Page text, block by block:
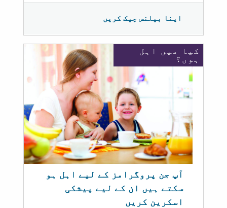
اپنا بیلنس چیک کریں
کیا میں اہل
ہوں؟
آپ جن پروگرامز کے لیے اہل ہو
سکتے ہیں ان کے لیے پیشکی
اسکرین کریں